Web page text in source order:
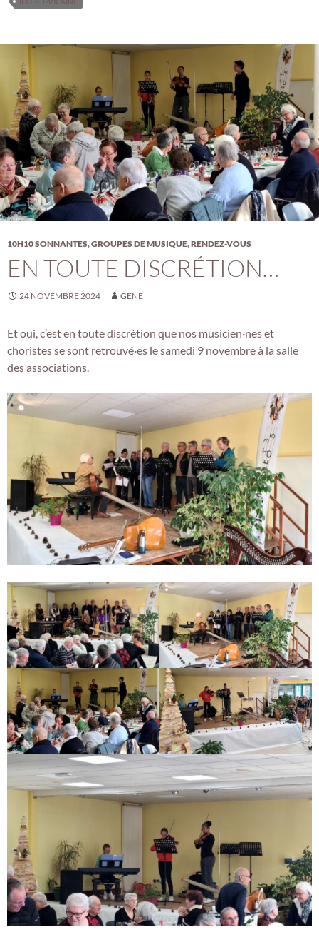
10H10 SONNANTES,GROUPES DE MUSIQUE,RENDEZ-VOUS
EN TOUTE DISCRÉTION…
24 NOVEMBRE 2024 GENE
Et oui, c’est en toute discrétion que nos musicien·nes et
choristes se sont retrouvé·es le samedi 9 novembre à la salle
des associations.